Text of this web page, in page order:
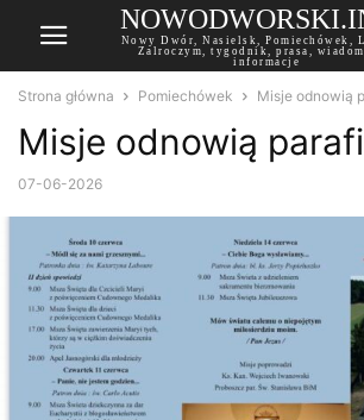
Nowy Dwór, Nasielsk, Pomiechówek,
Zalroczym, tygodnik, prasa,
informacje
Strona główna Pomiechówek Misje odnowią
Misje odnowią
07-06-2026